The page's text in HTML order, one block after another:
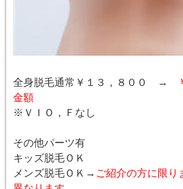
全身脱毛通常￥１３，８００ →
金額
※ＶＩＯ，Ｆなし
その他パーツ有
キッズ脱毛ＯＫ
メンズ脱毛ＯＫ→ ご紹介の方に限り